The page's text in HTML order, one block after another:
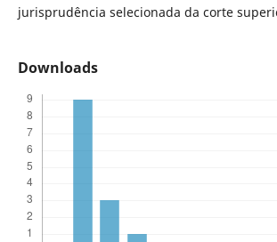
jurisprudência selecionada da corte
Downloads